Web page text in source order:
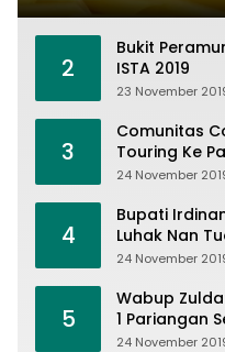
2
Bukit
ISTA 2019
23 November
3
Comunitas
Touring Ke
24 November
4
Bupati
Luhak Nan
Offroad 2019
24 November
5
Wabup
1 Pariangan
24 November